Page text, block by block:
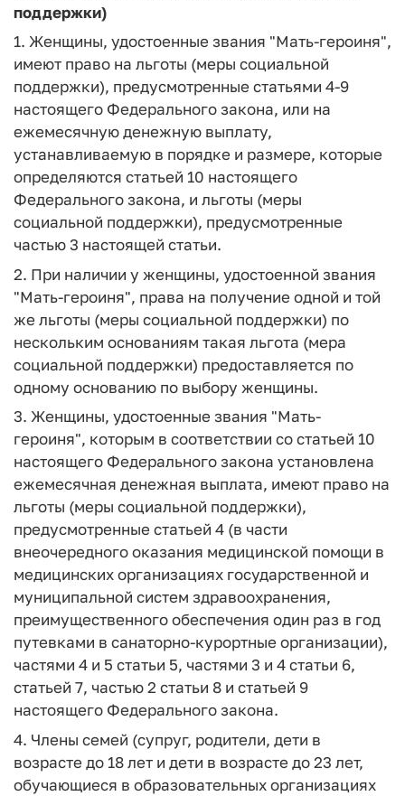
поддержки)
1. Женщины, удостоенные звания "Мать-героиня",
имеют право на льготы (меры социальной
поддержки), предусмотренные статьями 4-9
настоящего Федерального закона, или на
ежемесячную денежную выплату,
устанавливаемую в порядке и размере, которые
определяются статьей 10 настоящего
Федерального закона, и льготы (меры
социальной поддержки), предусмотренные
частью 3 настоящей статьи.
2. При наличии у женщины, удостоенной звания
"Мать-героиня", права на получение одной и той
же льготы (меры социальной поддержки) по
нескольким основаниям такая льгота (мера
социальной поддержки) предоставляется по
одному основанию по выбору женщины.
3. Женщины, удостоенные звания "Мать-
героиня", которым в соответствии со статьей 10
настоящего Федерального закона установлена
ежемесячная денежная выплата, имеют право на
льготы (меры социальной поддержки),
предусмотренные статьей 4 (в части
внеочередного оказания медицинской помощи в
медицинских организациях государственной и
муниципальной систем здравоохранения,
преимущественного обеспечения один раз в год
путевками в санаторно-курортные организации),
частями 4 и 5 статьи 5, частями 3 и 4 статьи 6,
статьей 7, частью 2 статьи 8 и статьей 9
настоящего Федерального закона.
4. Члены семей (супруг, родители, дети в
возрасте до 18 лет и дети в возрасте до 23 лет,
обучающиеся в образовательных организациях